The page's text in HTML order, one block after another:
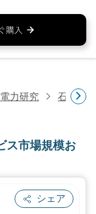
力研究 石油・
ス市場規模お
シェア